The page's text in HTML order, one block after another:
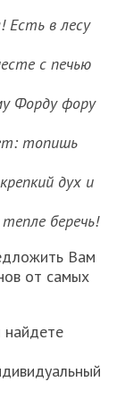
Есть в лесу
с печью
Форду фору
топишь
дух и
беречь!
Вам
от самых
найдете